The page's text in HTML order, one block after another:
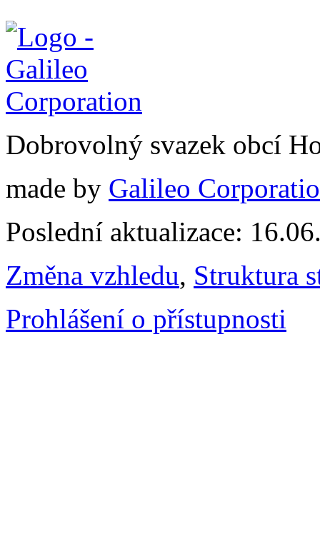
Dobrovolný svazek obcí
made by Galileo
Poslední aktualizace:
Změna vzhledu, Struktura
Prohlášení o přístupnosti